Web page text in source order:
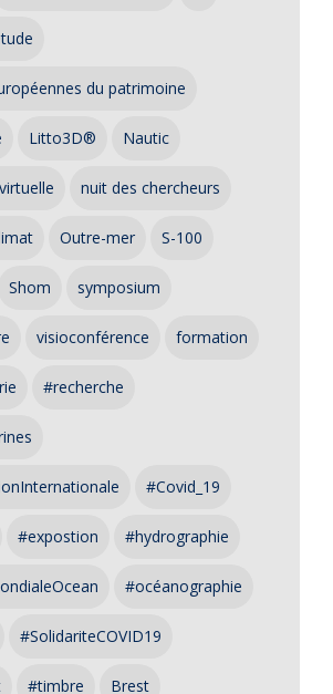
du patrimoine
Litto3D® Nautic
nuit des chercheurs
Outre-mer S-100
Shom symposium
visioconférence formation
#recherche
#Covid_19
#expostion #hydrographie
#océanographie
#SolidariteCOVID19
#timbre Brest